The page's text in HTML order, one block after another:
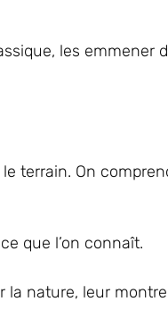
les emmener
terrain. On
que l’on connaît.
nature, leur